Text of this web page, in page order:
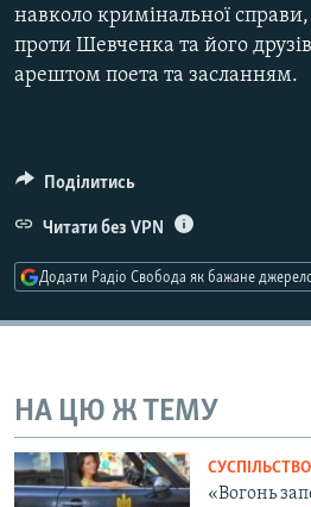
КТАТ
ДОЛУЧАЙСЯ!
навколо кримінальної
проти Шевченка та його
арештом поета та засланням.
Поділитись
Читати без VPN
Додати Радіо Свобода як бажане
НА ЦЮ Ж ТЕМУ
СУСПІЛЬСТВО
«Вогонь